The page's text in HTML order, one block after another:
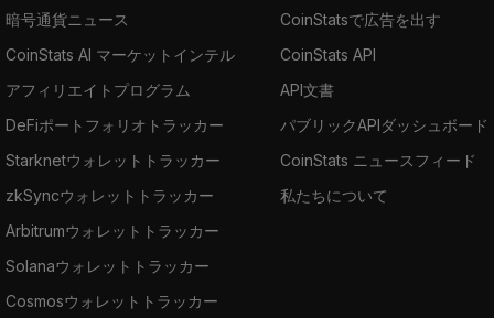
暗号通貨ニュース
CoinStats AI マーケットインテル
アフィリエイトプログラム
DeFiポートフォリオトラッカー
Starknetウォレットトラッカー
zkSyncウォレットトラッカー
Arbitrumウォレットトラッカー
Solanaウォレットトラッカー
Cosmosウォレットトラッカー
CoinStatsで広告を出す
CoinStats API
API文書
パブリックAPIダッシュボード
CoinStats ニュースフィード
私たちについて